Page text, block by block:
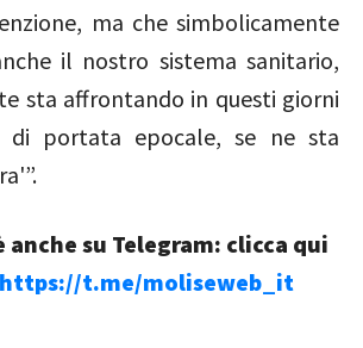
ma che simbolicamente
il nostro sistema sanitario,
sta affrontando in questi giorni
di portata epocale, se ne sta
anche su Telegram: clicca qui
https://t.me/moliseweb_it